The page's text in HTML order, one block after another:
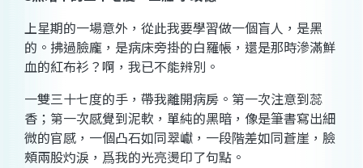
上星期的一場意外，從此我要學習做一個盲人，是黑
的。拂過臉龐，是病床旁掛的白羅帳 ，還是那時滲滿鮮
血的紅布衫 ？啊，我已不能辨別。
一雙三十七度的手，帶我離開病房。第一次注意到蕊
香 ；第一次感覺到泥軟 ，單純的黑暗，像是筆書寫出細
微的官感，一個凸石如同翠巘 ，一段階差如同蒼崖 ，臉
頰兩股灼淚，爲我的光亮燙印了句點。